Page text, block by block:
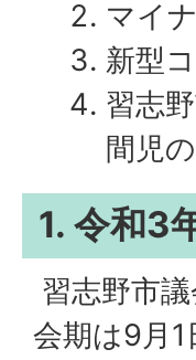
マイ
新型
習志
間児
1. 令和3
習志野市
会期は9月